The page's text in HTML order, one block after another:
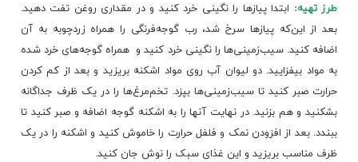
طرز تهیه: ابتدا پیازها را نگینی خرد کنید و در مقداری روغن تفت دهید.
بعد از این‌که پیازها سرخ شد، رب گوجه‌فرنگی را همراه زردچوبه به آن
اضافه کنید. سیب‌زمینی‌ها را نگینی خرد کنید و ​ همراه گوجه‌های خرد شده
به مواد بیفزایید. دو لیوان آب روی مواد اشکنه بریزید و بعد از کم کردن
حرارت صبر کنید تا سیب‌زمینی‌ها بپزد. تخم‌مرغ‌ها را در یک ظرف جداگانه
بشکنید و ​هم بزنید. در نهایت آنها را به اشکنه گوجه اضافه و صبر کنید تا
ببندد. بعد از افزودن نمک و فلفل حرارت را خاموش کنید و اشکنه را در یک
ظرف مناسب بریزید و این غذای سبک را نوش جان کنید.